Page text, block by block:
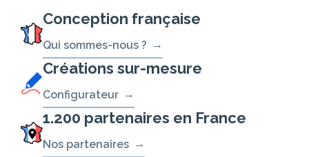
Conception française
Qui sommes-nous ?
Créations sur-mesure
Configurateur
1.200 partenaires en France
Nos partenaires